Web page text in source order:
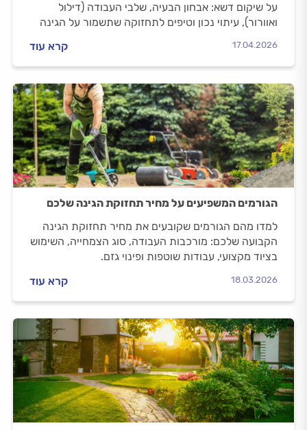
על שיקום דשא: אבחון הבעיה, שלבי העבודה (דילול
ואוורור), עיתוי נכון וטיפים לתחזוקה שתשמור על הגינה
17.04.2026 קרא עוד
הגורמים המשפיעים על מחיר תחזוקת הגינה שלכם
למדו מהם הגורמים שקובעים את מחיר תחזוקת הגינה
הקבועה שלכם: מורכבות העבודה, סוג הצמחייה, השימוש
בציוד מקצועי, עבודות שוטפות ופינוי גזם.
18.03.2026 קרא עוד